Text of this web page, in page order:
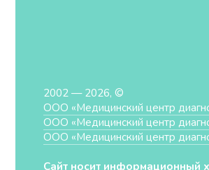
2002 — 2026, ©
ООО «Медицинский центр
ООО «Медицинский центр
ООО «Медицинский центр
Сайт носит информационный